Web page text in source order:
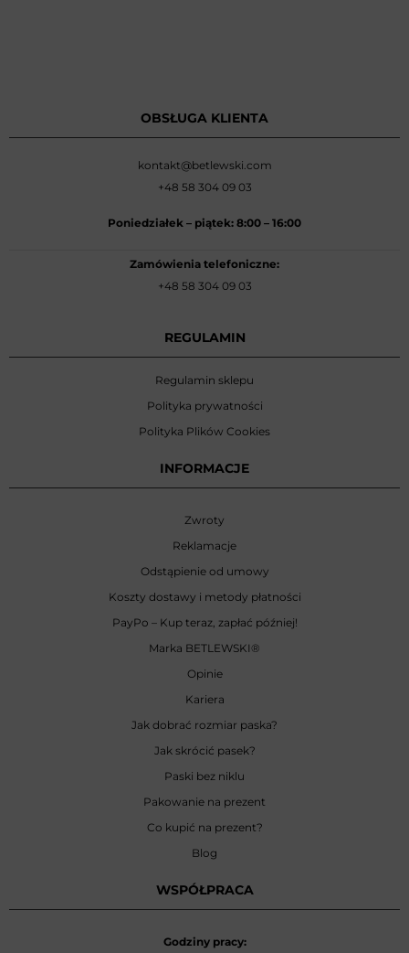
OBSŁUGA KLIENTA
kontakt@betlewski.com
+48 58 304 09 03
Poniedziałek – piątek: 8:00 – 16:00
Zamówienia telefoniczne:
+48 58 304 09 03
REGULAMIN
Regulamin sklepu
Polityka prywatności
Polityka Plików Cookies
INFORMACJE
Zwroty
Reklamacje
Odstąpienie od umowy
Koszty dostawy i metody płatności
PayPo – Kup teraz, zapłać później!
Marka BETLEWSKI®
Opinie
Kariera
Jak dobrać rozmiar paska?
Jak skrócić pasek?
Paski bez niklu
Pakowanie na prezent
Co kupić na prezent?
Blog
WSPÓŁPRACA
Godziny pracy: